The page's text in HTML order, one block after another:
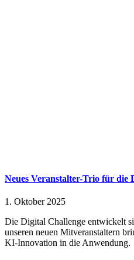
Neues Veranstalter-Trio für die
1. Oktober 2025
Die Digital Challenge entwickelt
unseren neuen Mitveranstaltern
KI-Innovation in die Anwendung.